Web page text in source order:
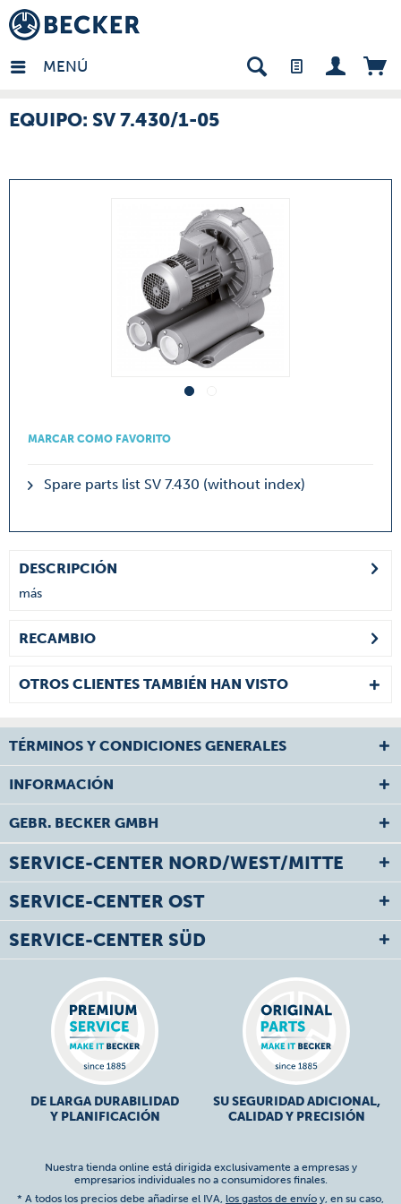
MENÚ
- ES
EQUIPO: SV 7.430/1-05
MARCAR COMO FAVORITO
Spare parts list SV 7.430 (without index)
DESCRIPCIÓN
más
RECAMBIO
OTROS CLIENTES TAMBIÉN HAN VISTO
TÉRMINOS Y CONDICIONES GENERALES
INFORMACIÓN
GEBR. BECKER GMBH
SERVICE-CENTER NORD/WEST/MITTE
SERVICE-CENTER OST
SERVICE-CENTER SÜD
DE LARGA DURABILIDAD
Y PLANIFICACIÓN
SU SEGURIDAD ADICIONAL,
CALIDAD Y PRECISIÓN
Nuestra tienda online está dirigida exclusivamente a empresas y
empresarios individuales no a consumidores finales.
* A todos los precios debe añadirse el IVA, los gastos de envío y, en su caso,